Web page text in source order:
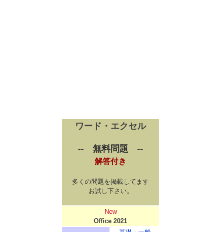
ワード・エクセル
-- 無料問題 --
解答付き
多くの問題を掲載してます
お試し下さい。
New
Office 2021